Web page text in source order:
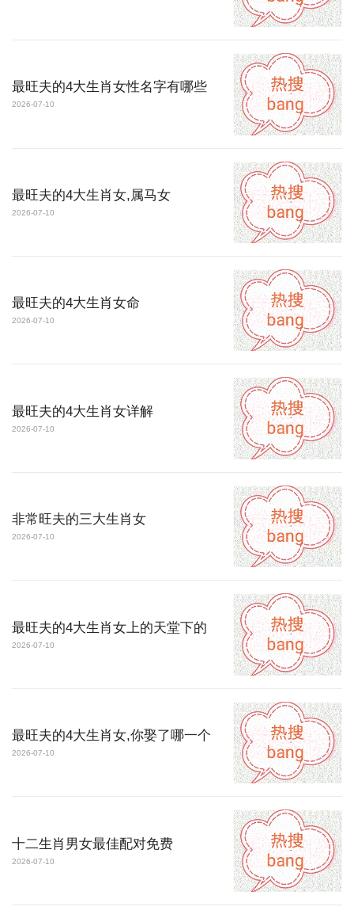
最旺夫的4大生肖女性名字有哪些
2026-07-10
最旺夫的4大生肖女,属马女
2026-07-10
最旺夫的4大生肖女命
2026-07-10
最旺夫的4大生肖女详解
2026-07-10
非常旺夫的三大生肖女
2026-07-10
最旺夫的4大生肖女上的天堂下的
2026-07-10
最旺夫的4大生肖女,你娶了哪一个
2026-07-10
十二生肖男女最佳配对免费
2026-07-10